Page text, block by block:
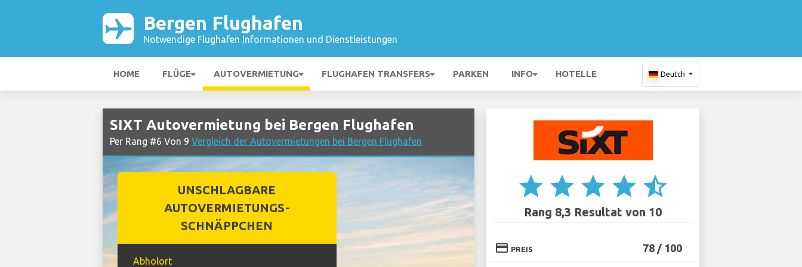
Bergen Flughafen
Notwendige Flughafen Informationen und Dienstleistungen
HOME FLÜGE AUTOVERMIETUNG FLUGHAFEN TRANSFERS PARKEN INFO HOTELLE Deutch
SIXT Autovermietung bei Bergen Flughafen
Per Rang #6 Von 9 Vergleich der Autovermietungen bei Bergen Flughafen
UNSCHLAGBARE
AUTOVERMIETUNGS-
SCHNÄPPCHEN
Abholort
star star star star star_half
Rang 8,3 Resultat von 10
credit_card PREIS 78 / 100